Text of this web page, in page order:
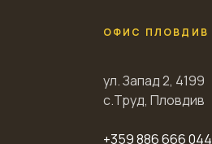
ОФИС ПЛОВДИВ
ул. Запад 2, 4199
с.Труд, Пловдив
+359 886 666 044